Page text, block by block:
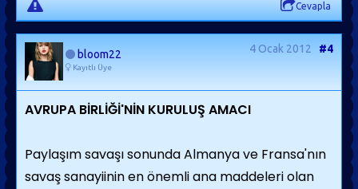
Cevapla
bloom22
Kayıtlı Üye
4 Ocak 2012 #4
AVRUPA BİRLİĞİ'NİN KURULUŞ AMACI
Paylaşım savaşı sonunda Almanya ve Fransa'nın
savaş sanayiinin en önemli ana maddeleri olan